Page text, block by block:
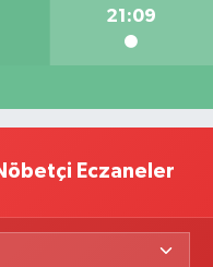
21:09
Eczaneler